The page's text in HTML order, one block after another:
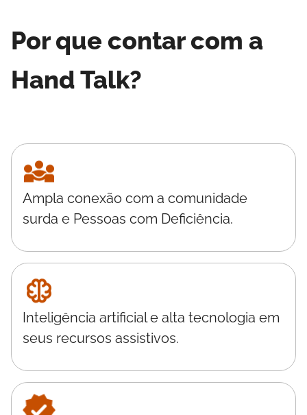
Por que contar com a
Hand Talk?
Ampla conexão com a comunidade
surda e Pessoas com Deficiência.
Inteligência artificial e alta tecnologia em
seus recursos assistivos.